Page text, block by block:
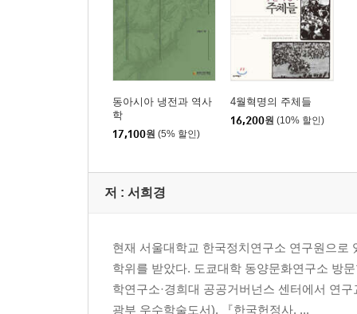
제3대 대통령 선거를 중심으로 살펴본 이승만, 신
2. 기존 연구의 검토 및 연구 방법
4. 이승만, 신익희, 조봉암의 리더십
5. 맺음말
1956년 대통령 선거에서 조봉암의 약진 요인 분석
3. 조봉암 과반 득표 지역에 대한 분석-시군구 단위
4. 맺음말
동아시아 냉전과 역사
학
17,100원 (5% 할인)
4월혁명의 주체들
16,200원 (10% 할인)
저 : 서희경
현재 서울대학교 한국정치연구소 연구원으
학위를 받았다. 도쿄대학 동양문화연구소 방
학연구소·경희대 공공거버넌스 센터에서 연
광부 우수학술도서), 『한국헌정사, ...